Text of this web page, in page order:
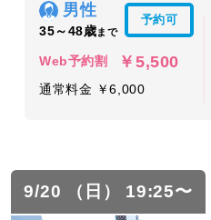
男性
35～48歳まで
予約可
Web予約割 ￥5,500
通常料金 ￥6,000
9/20 （日） 19:25〜